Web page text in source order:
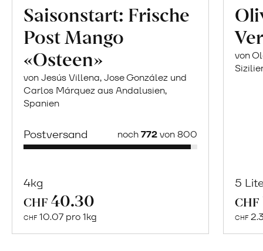
Saisonstart: Frische
Post Mango
«Osteen»
von Jesús Villena, Jose González und
Carlos Márquez aus Andalusien,
Spanien
Postversand noch772von 800
4kg
CHF 40.30
CHF 10.07 pro 1kg
Naturbelassene
von
5
CHF
CHF